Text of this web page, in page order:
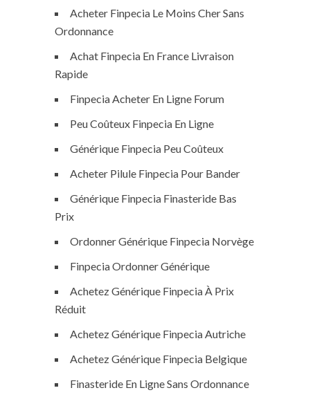
Acheter Finpecia Le Moins Cher Sans
Ordonnance
Achat Finpecia En France Livraison
Rapide
Finpecia Acheter En Ligne Forum
Peu Coûteux Finpecia En Ligne
Générique Finpecia Peu Coûteux
Acheter Pilule Finpecia Pour Bander
Générique Finpecia Finasteride Bas
Prix
Ordonner Générique Finpecia Norvège
Finpecia Ordonner Générique
Achetez Générique Finpecia À Prix
Réduit
Achetez Générique Finpecia Autriche
Achetez Générique Finpecia Belgique
Finasteride En Ligne Sans Ordonnance